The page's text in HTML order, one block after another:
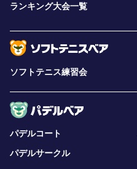
ランキング大会一覧
ソフトテニス練習会
パデルコート
パデルサークル